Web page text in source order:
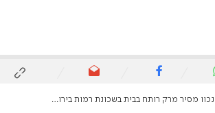
מסיר מרק רותח בבית בשכונת רמות בירושלים, מצבם בינוני